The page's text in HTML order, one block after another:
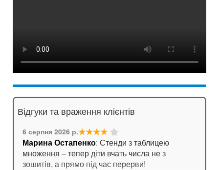
Відгуки та враження клієнтів
6 серпня 2026 р.★★★★ ☆
Марина Остапенко: Стенди з таблицею
множення – тепер діти вчать числа не з
зошитів, а прямо під час перерви!